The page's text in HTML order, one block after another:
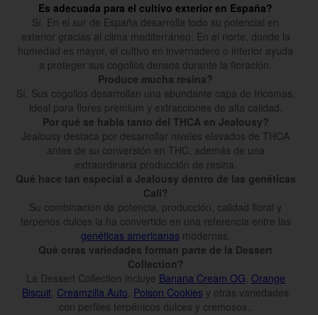
Es adecuada para el cultivo exterior en España?
Sí. En el sur de España desarrolla todo su potencial en
exterior gracias al clima mediterráneo. En el norte, donde la
humedad es mayor, el cultivo en invernadero o interior ayuda
a proteger sus cogollos densos durante la floración.
Produce mucha resina?
Sí. Sus cogollos desarrollan una abundante capa de tricomas,
ideal para flores premium y extracciones de alta calidad.
Por qué se habla tanto del THCA en Jealousy?
Jealousy destaca por desarrollar niveles elevados de THCA
antes de su conversión en THC, además de una
extraordinaria producción de resina.
Qué hace tan especial a Jealousy dentro de las genéticas
Cali?
Su combinación de potencia, producción, calidad floral y
terpenos dulces la ha convertido en una referencia entre las
genéticas americanas modernas.
Qué otras variedades forman parte de la Dessert
Collection?
La Dessert Collection incluye Banana Cream OG, Orange
Biscuit, Creamzilla Auto, Poison Cookies y otras variedades
con perfiles terpénicos dulces y cremosos..